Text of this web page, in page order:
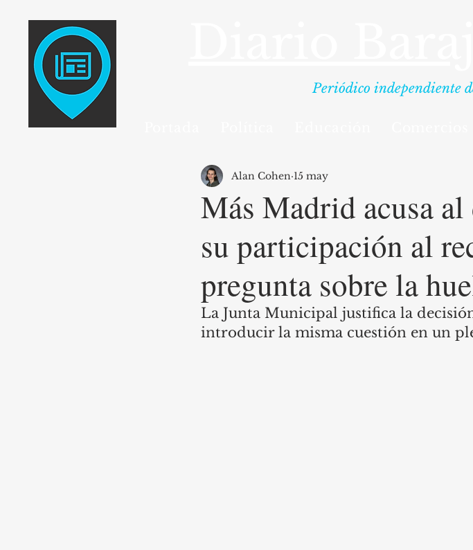
Periódico independiente
Más Madrid acusa
su participación al
pregunta sobre la
Alan Cohen 15 may
La Junta Municipal justifica la
introducir la misma cuestión en un